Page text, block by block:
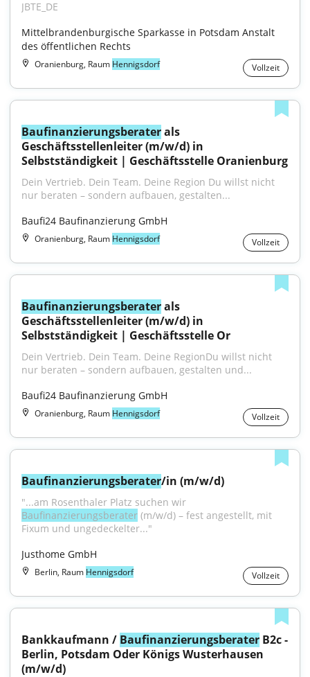
JBTE_DE
Mittelbrandenburgische Sparkasse in Potsdam Anstalt
des öffentlichen Rechts
Oranienburg, Raum Hennigsdorf Vollzeit
Baufinanzierungsberater als
Geschäftsstellenleiter (m/w/d) in
Selbstständigkeit | Geschäftsstelle Oranienburg
Dein Vertrieb. Dein Team. Deine Region Du willst nicht
nur beraten – sondern aufbauen, gestalten...
Baufi24 Baufinanzierung GmbH
Oranienburg, Raum Hennigsdorf Vollzeit
Baufinanzierungsberater als
Geschäftsstellenleiter (m/w/d) in
Selbstständigkeit | Geschäftsstelle Or
Dein Vertrieb. Dein Team. Deine RegionDu willst nicht
nur beraten – sondern aufbauen, gestalten und...
Baufi24 Baufinanzierung GmbH
Oranienburg, Raum Hennigsdorf Vollzeit
Baufinanzierungsberater/in (m/w/d)
Baufinanzierungsberater (m/w/d) – fest angestellt, mit
Fixum und ungedeckelter..."
Justhome GmbH
Berlin, Raum Hennigsdorf Vollzeit
Bankkaufmann / Baufinanzierungsberater B2c -
Berlin, Potsdam Oder Königs Wusterhausen
(m/w/d)